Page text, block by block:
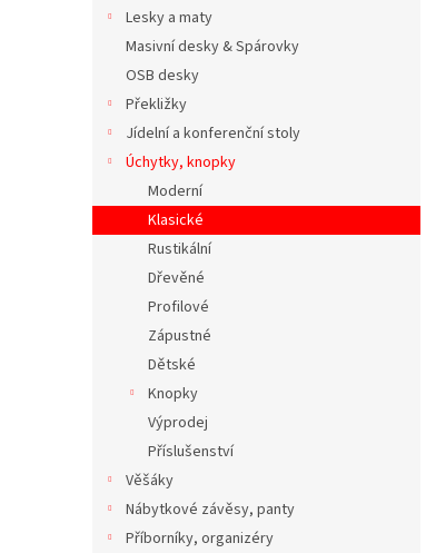
Lesky a maty
Masivní desky & Spárovky
OSB desky
Překližky
Jídelní a konferenční stoly
Úchytky, knopky
Moderní
Klasické
Rustikální
Dřevěné
Profilové
Zápustné
Dětské
Knopky
Výprodej
Příslušenství
Věšáky
Nábytkové závěsy, panty
Příborníky, organizéry